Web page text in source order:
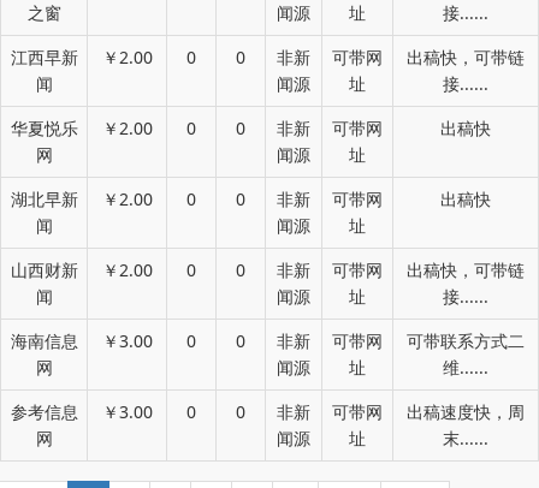
之窗
闻源
址
接......
江西早新
闻
￥2.00 0 0
非新
闻源
可带网
址
出稿快，可带链
接......
华夏悦乐
网
￥2.00 0 0
非新
闻源
可带网
址
出稿快
湖北早新
闻
￥2.00 0 0
非新
闻源
可带网
址
出稿快
山西财新
闻
￥2.00 0 0
非新
闻源
可带网
址
出稿快，可带链
接......
海南信息
网
￥3.00 0 0
非新
闻源
可带网
址
可带联系方式二
维......
参考信息
网
￥3.00 0 0
非新
闻源
可带网
址
出稿速度快，周
末......